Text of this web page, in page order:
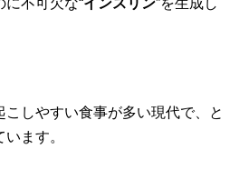
こしやすい食事が多い現代で、と
ます。